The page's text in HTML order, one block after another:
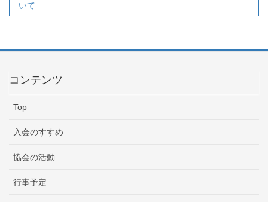
いて
コンテンツ
Top
入会のすすめ
協会の活動
行事予定